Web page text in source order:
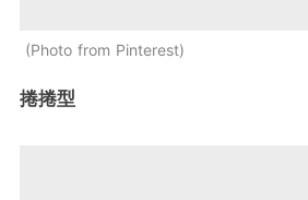
Photo from Pinterest
捲捲型